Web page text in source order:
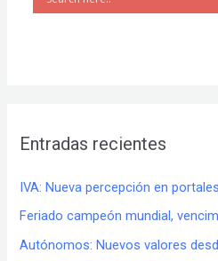
Entradas recientes
IVA: Nueva percepción en
Feriado campeón mundial,
Autónomos: Nuevos valores